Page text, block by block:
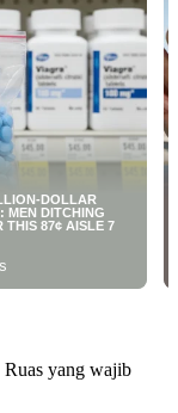
Ruas yang wajib